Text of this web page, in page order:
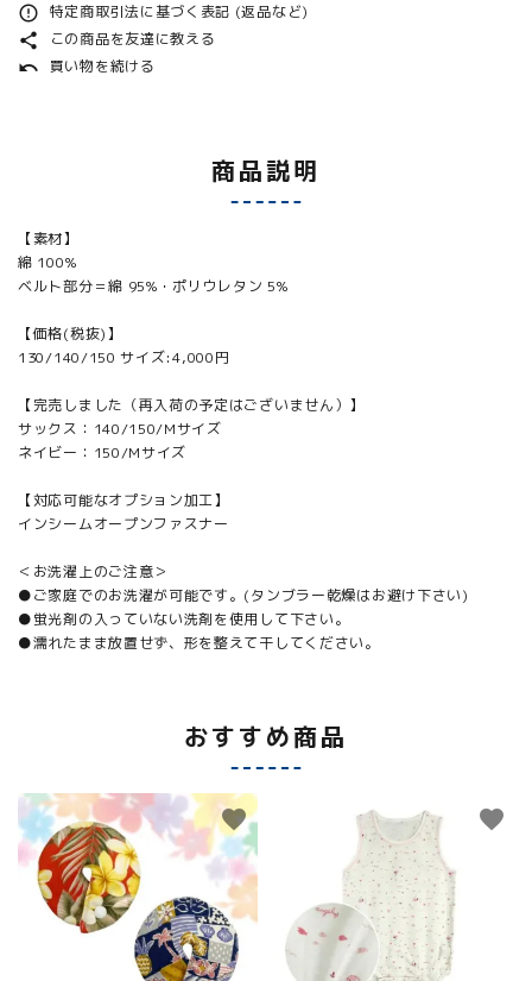
error_outline 特定商取引法に基づく表記 (返品など)
share この商品を友達に教える
undo 買い物を続ける
商品説明
【素材】
綿 100%
ベルト部分＝綿 95%・ポリウレタン 5%
【価格(税抜)】
130/140/150 サイズ:4,000円
【完売しました（再入荷の予定はございません）】
サックス：140/150/Mサイズ
ネイビー：150/Mサイズ
【対応可能なオプション加工】
インシームオープンファスナー
＜お洗濯上のご注意＞
●ご家庭でのお洗濯が可能です。(タンブラー乾燥はお避け下さい)
●蛍光剤の入っていない洗剤を使用して下さい。
●濡れたまま放置せず、形を整えて干してください。
おすすめ商品
favorite favorite